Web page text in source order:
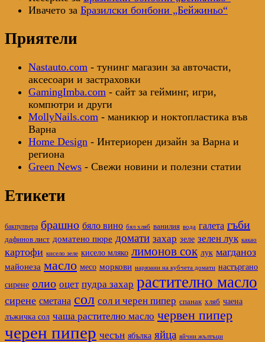
Ивачето за Бразилски бонбони „Бейжиньо“
Приятели
Nastauto.com - тунинг магазин за авточасти,
аксесоари и застраховки
GamingImba.com - сайт за гейминг, игри,
компютри и други
MollyNails.com - маникюр и ноктопластика във
Варна
Home Design - Интериорен дизайн за Варна и
региона
Green News - Свежи новини и полезни статии
Етикети
бакпулвера брашно бяло вино бял хляб ванилия вода галета гъби
дафинов лист доматено пюре домати захар зеле зелен лук какао
картофи кисело зеле кисело мляко лимонов сок лук магданоз
майонеза масло месо моркови нарязани на кубчета домати настъргано
сирене олио оцет пудра захар растително масло
сирене сметана сол сол и черен пипер спанак хляб чаена
лъжичка сол чаша растително масло червен пипер
черен пипер чесън ябълка яйца яйчни жълтъци